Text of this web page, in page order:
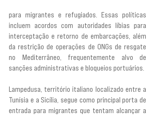
para migrantes e refugiados. Essas políticas
incluem acordos com autoridades líbias para
interceptação e retorno de embarcações, além
da restrição de operações de ONGs de resgate
no Mediterrâneo, frequentemente alvo de
sanções administrativas e bloqueios portuários.
Lampedusa, território italiano localizado entre a
Tunísia e a Sicília, segue como principal porta de
entrada para migrantes que tentam alcançar a